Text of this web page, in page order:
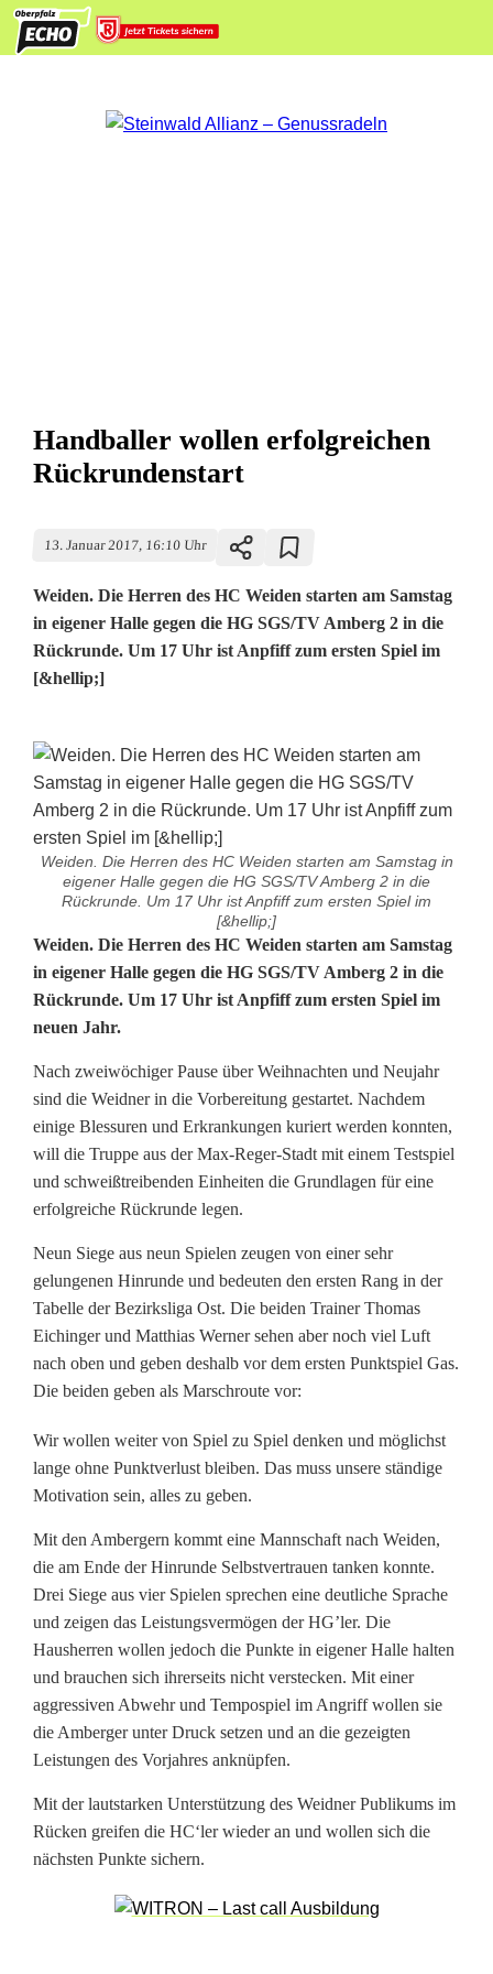
Handballer wollen erfolgreichen
Rückrundenstart
13. Januar 2017, 16:10 Uhr
Weiden. Die Herren des HC Weiden starten am Samstag
in eigener Halle gegen die HG SGS/TV Amberg 2 in die
Rückrunde. Um 17 Uhr ist Anpfiff zum ersten Spiel im
[&hellip;]
Weiden. Die Herren des HC Weiden starten am Samstag in
eigener Halle gegen die HG SGS/TV Amberg 2 in die
Rückrunde. Um 17 Uhr ist Anpfiff zum ersten Spiel im
[&hellip;]
H
a
n
d
b
a
l
l
e
r
w
l
l
e
n
e
r
f
o
g
r
Weiden. Die Herren des HC Weiden starten am Samstag
in eigener Halle gegen die HG SGS/TV Amberg 2 in die
Rückrunde. Um 17 Uhr ist Anpfiff zum ersten Spiel im
neuen Jahr.
Nach zweiwöchiger Pause über Weihnachten und Neujahr
sind die Weidner in die Vorbereitung gestartet. Nachdem
einige Blessuren und Erkrankungen kuriert werden konnten,
will die Truppe aus der Max-Reger-Stadt mit einem Testspiel
und schweißtreibenden Einheiten die Grundlagen für eine
erfolgreiche Rückrunde legen.
Neun Siege aus neun Spielen zeugen von einer sehr
gelungenen Hinrunde und bedeuten den ersten Rang in der
Tabelle der Bezirksliga Ost. Die beiden Trainer Thomas
Eichinger und Matthias Werner sehen aber noch viel Luft
nach oben und geben deshalb vor dem ersten Punktspiel Gas.
Die beiden geben als Marschroute vor:
Wir wollen weiter von Spiel zu Spiel denken und möglichst
lange ohne Punktverlust bleiben. Das muss unsere ständige
Motivation sein, alles zu geben.
Mit den Ambergern kommt eine Mannschaft nach Weiden,
die am Ende der Hinrunde Selbstvertrauen tanken konnte.
Drei Siege aus vier Spielen sprechen eine deutliche Sprache
und zeigen das Leistungsvermögen der HG’ler. Die
Hausherren wollen jedoch die Punkte in eigener Halle halten
und brauchen sich ihrerseits nicht verstecken. Mit einer
aggressiven Abwehr und Tempospiel im Angriff wollen sie
die Amberger unter Druck setzen und an die gezeigten
Leistungen des Vorjahres anknüpfen.
Mit der lautstarken Unterstützung des Weidner Publikums im
Rücken greifen die HC‘ler wieder an und wollen sich die
nächsten Punkte sichern.